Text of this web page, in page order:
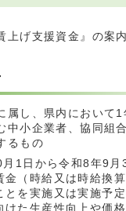
上げ支援資金』の案
属し、県内において1
中小企業者、協同組
るもの
1日から令和8年9月
金（時給又は時給換
とを実施又は実施予
けた生産性向上や価